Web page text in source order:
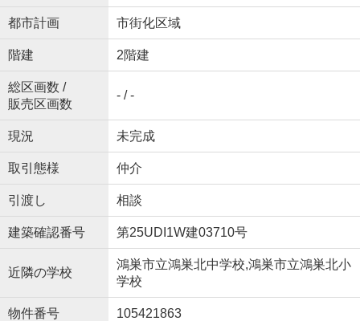
都市計画 市街化区域
階建 2階建
総区画数 /
販売区画数
- / -
現況 未完成
取引態様 仲介
引渡し 相談
建築確認番号 第25UDI1W建03710号
近隣の学校
鴻巣市立鴻巣北中学校,鴻巣市立鴻巣北小
学校
物件番号 105421863